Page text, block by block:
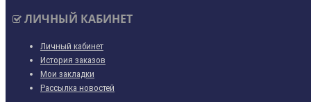
ЛИЧНЫЙ КАБИНЕТ
Личный кабинет
История заказов
Мои закладки
Рассылка новостей